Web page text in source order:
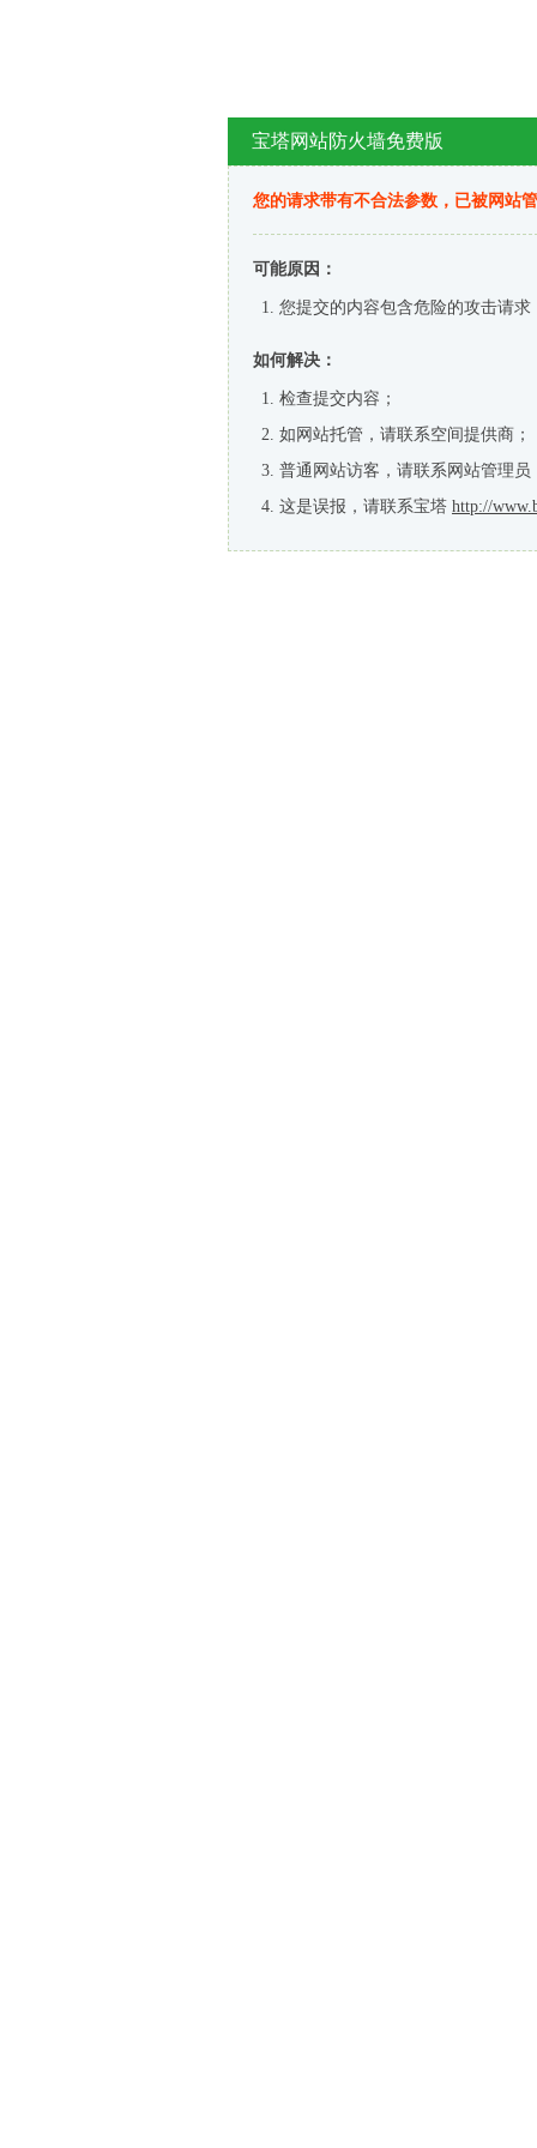
宝塔网站防火墙免费版
您的请求带有不合法参数，已被网站
可能原因：
您提交的内容包含危险的攻击请求
如何解决：
检查提交内容；
如网站托管，请联系空间提供商；
普通网站访客，请联系网站管理员
这是误报，请联系宝塔 http://